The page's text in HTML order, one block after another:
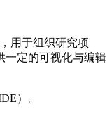
用于组织研究项
一定的可视化与编辑
）。